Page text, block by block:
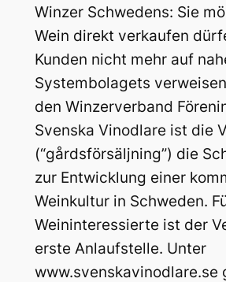
Winzer Schwedens: Sie
Wein direkt verkaufen
Kunden nicht mehr auf
Systembolagets
den Winzerverband
Svenska Vinodlare ist die
(“gårdsförsäljning”) die
zur Entwicklung einer
Weinkultur in Schweden.
Weininteressierte ist der
erste Anlaufstelle. Unter
www.svenskavinodlare.se